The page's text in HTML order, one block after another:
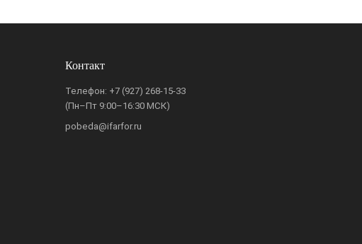
Контакт
Телефон: +7 (927) 268-15-33
(Пн–Пт 9:00–16:30 МСК)
pobeda@ifarfor.ru